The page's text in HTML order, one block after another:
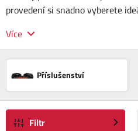
provedení si snadno vyberete
Více
Příslušenství
Filtr